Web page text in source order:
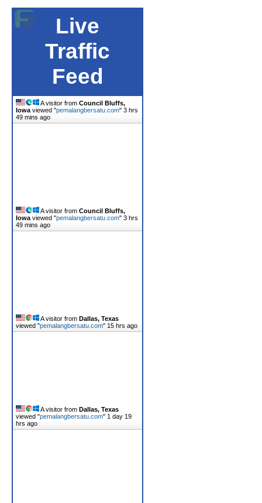
Live
Traffic
Feed
A visitor from Council Bluffs,
Iowa viewed "pemalangbersatu.com" 3 hrs
49 mins ago
A visitor from Council Bluffs,
Iowa viewed "pemalangbersatu.com" 3 hrs
49 mins ago
A visitor from Dallas, Texas
viewed "pemalangbersatu.com" 15 hrs ago
A visitor from Dallas, Texas
viewed "pemalangbersatu.com" 1 day 19
hrs ago